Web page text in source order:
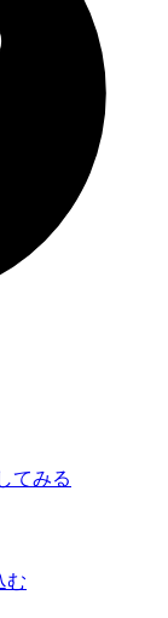
てみる
む